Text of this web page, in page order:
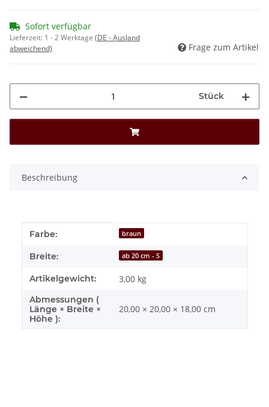
Sofort verfügbar
Lieferzeit: 1 - 2 Werktage (DE - Ausland
abweichend)
Frage zum Artikel
Stück
Beschreibung
Produkteigenschaft
Wert
Farbe: braun
Breite: ab 20 cm - S
Artikelgewicht: 3,00 kg
Abmessungen (
Länge × Breite ×
Höhe ):
20,00 × 20,00 × 18,00 cm